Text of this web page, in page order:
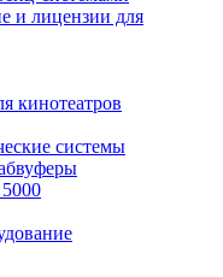
и лицензии для
кинотеатров
системы